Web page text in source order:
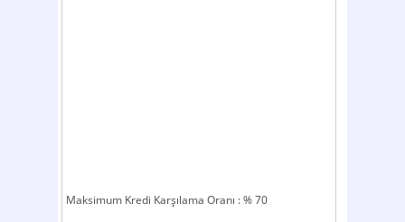
Maksimum Kredi Karşılama Oranı : % 70